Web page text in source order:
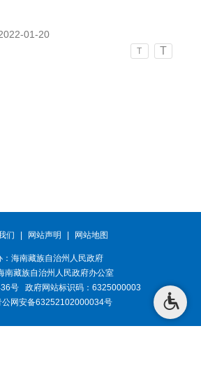
01-20
T T
们 | 网站声明 | 网站地图
：海南藏族自治州人民政府
南藏族自治州人民政府办公室
号政府网站标识码：6325000003
公网安备63252102000034号